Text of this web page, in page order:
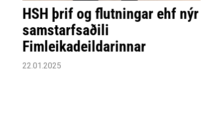
HSH þrif og flutningar ehf nýr
samstarfsaðili
Fimleikadeildarinnar
22.01.2025